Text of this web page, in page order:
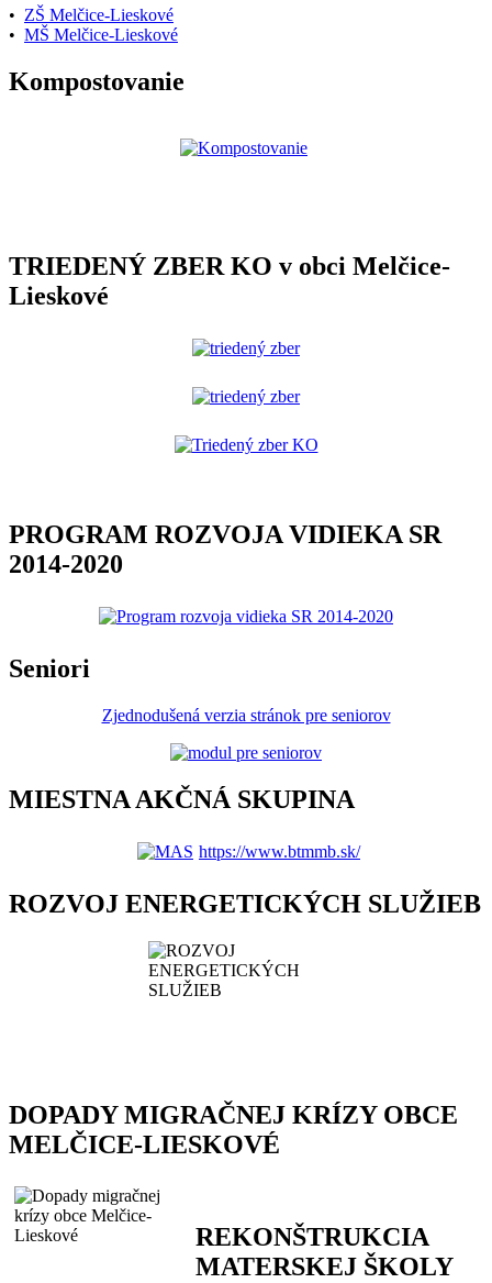
• ZŠ Melčice-Lieskové
• MŠ Melčice-Lieskové
Kompostovanie
TRIEDENÝ ZBER KO v obci Melčice-
Lieskové
PROGRAM ROZVOJA VIDIEKA SR
2014-2020
Seniori
Zjednodušená verzia stránok pre seniorov
MIESTNA AKČNÁ SKUPINA
https://www.btmmb.sk/
ROZVOJ ENERGETICKÝCH SLUŽIEB
DOPADY MIGRAČNEJ KRÍZY OBCE
MELČICE-LIESKOVÉ
REKONŠTRUKCIA
MATERSKEJ ŠKOLY